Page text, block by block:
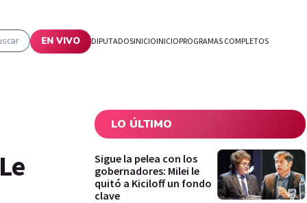
EN VIVO DIPUTADOSINICIOINICIOPROGRAMAS COMPLETOS
LO ÚLTIMO
Sigue la pelea con los
gobernadores: Milei le
quitó a Kiciloff un fondo
clave